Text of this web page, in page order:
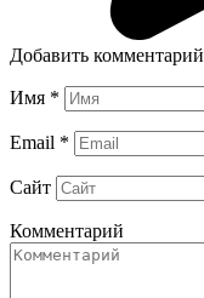
Добавить комментарий
Имя *
Email *
Сайт
Комментарий